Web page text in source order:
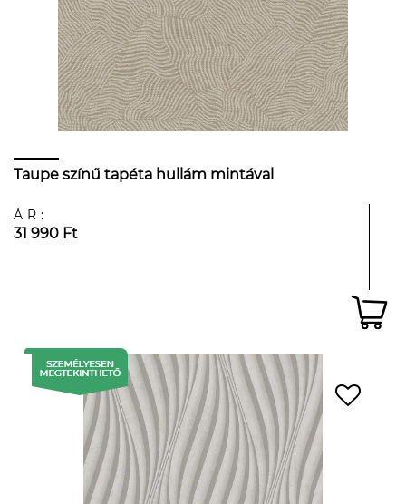
Taupe színű tapéta hullám mintával
ÁR:
31 990 Ft